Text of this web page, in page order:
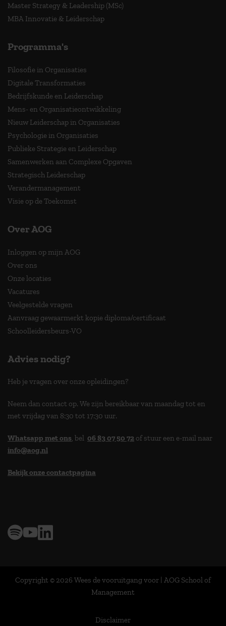
Master Strategy & Leadership (MSc)
MBA Innovatie & Leiderschap
Programma's
Filosofie in Organisaties
Digitale Transformaties
Bedrijfskunde en Leiderschap
Mens- en Organisatieontwikkeling
Nieuw Leiderschap in Organisaties
Psychologie in Organisaties
Publieke Strategie en Leiderschap
Samenwerken aan Complexe Opgaven
Strategisch Leiderschap
Verandermanagement
Visie op de Toekomst
Over AOG
Inloggen op mijn AOG
Over ons
Onze locaties
Vacatures
Veelgestelde vragen
Aanvraag gewaarmerkt kopie diploma/certificaat
Schoolleidersbeurs-VO
Advies nodig?
Heb je vragen over onze opleidingen?
Neem dan contact op. We zijn bereikbaar van maandag tot en
met vrijdag van 8:30 tot 17:30 uur.
Whatsapp met ons, bel 06 83 07 50 72 of stuur een e-mail naar
info@aog.nl
Bekijk onze contactpagina
Copyright © 2026 Wees de vooruitgang voor | AOG School of
Management
Disclaimer